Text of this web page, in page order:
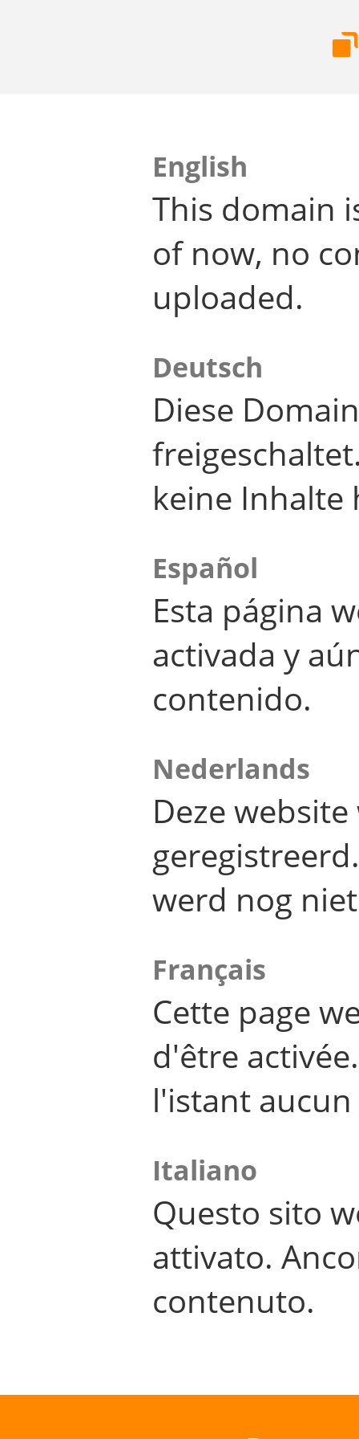
English
This domain
of now, no
uploaded.
Deutsch
Diese
keine Inhalte
Español
Esta página
activada y
contenido.
Nederlands
Deze
werd nog
Français
Cette page
d'être
l'istant
Italiano
Questo sito
attivato.
contenuto.